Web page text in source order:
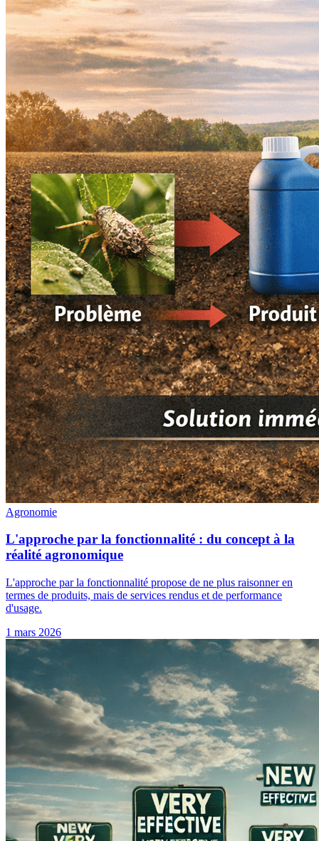
Agronomie
L'approche par la fonctionnalité : du concept à la
réalité agronomique
L'approche par la fonctionnalité propose de ne plus raisonner en
termes de produits, mais de services rendus et de performance
d'usage.
1 mars 2026